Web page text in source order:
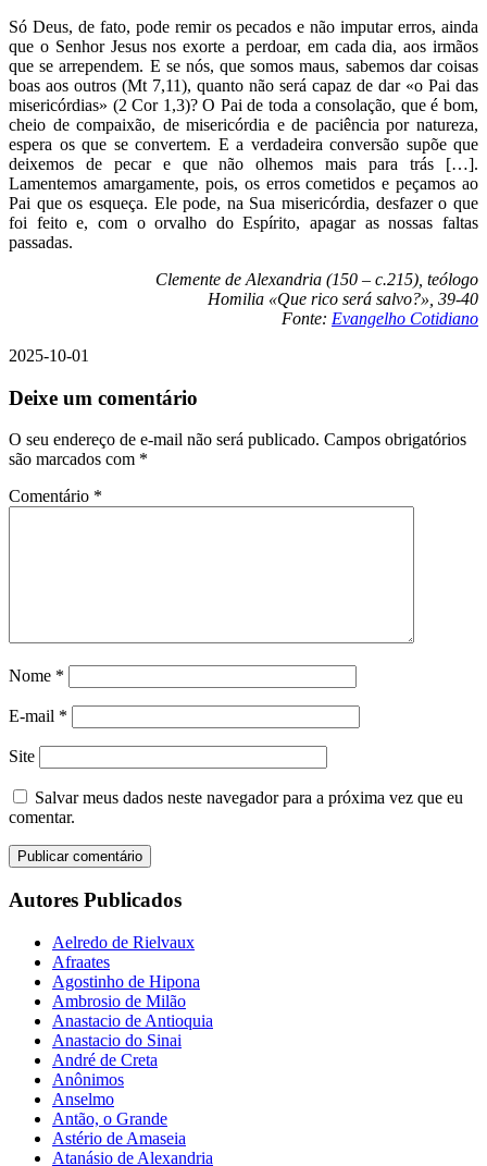
Só Deus, de fato, pode remir os pecados e não imputar erros, ainda
que o Senhor Jesus nos exorte a perdoar, em cada dia, aos irmãos
que se arrependem. E se nós, que somos maus, sabemos dar coisas
boas aos outros (Mt 7,11), quanto não será capaz de dar «o Pai das
misericórdias» (2 Cor 1,3)? O Pai de toda a consolação, que é bom,
cheio de compaixão, de misericórdia e de paciência por natureza,
espera os que se convertem. E a verdadeira conversão supõe que
deixemos de pecar e que não olhemos mais para trás […].
Lamentemos amargamente, pois, os erros cometidos e peçamos ao
Pai que os esqueça. Ele pode, na Sua misericórdia, desfazer o que
foi feito e, com o orvalho do Espírito, apagar as nossas faltas
passadas.
Clemente de Alexandria (150 – c.215), teólogo
Homilia «Que rico será salvo?», 39-40
Fonte: Evangelho Cotidiano
2025-10-01
Deixe um comentário
O seu endereço de e-mail não será publicado. Campos obrigatórios
são marcados com *
Comentário *
Nome *
E-mail *
Site
Salvar meus dados neste navegador para a próxima vez que eu
comentar.
Autores Publicados
Aelredo de Rielvaux
Afraates
Agostinho de Hipona
Ambrosio de Milão
Anastacio de Antioquia
Anastacio do Sinai
André de Creta
Anônimos
Anselmo
Antão, o Grande
Astério de Amaseia
Atanásio de Alexandria